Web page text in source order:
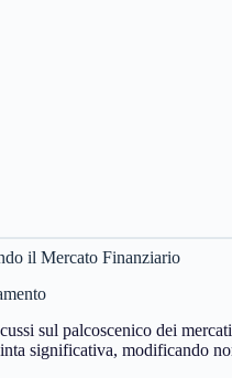
il Mercato Finanziario
sul palcoscenico dei
significativa, modificando